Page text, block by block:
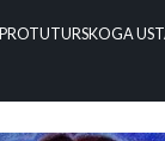
PROTUTURSKOGA